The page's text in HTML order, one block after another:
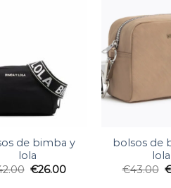
de bimba y
lola
€26.00
bolsos de
lola
€43.00